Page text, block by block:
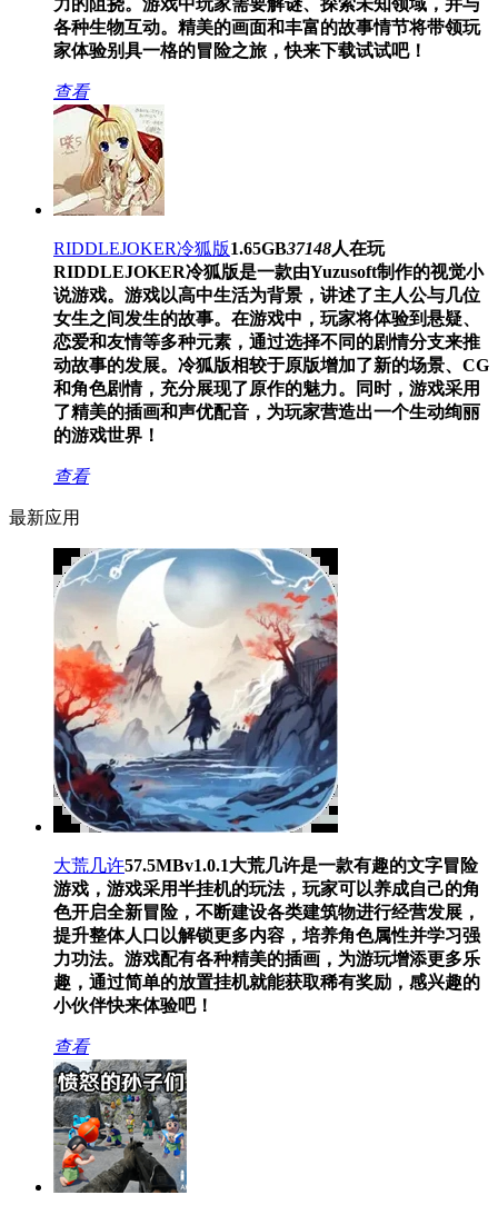
力的阻挠。游戏中玩家需要解谜、探索未知领域，并与
各种生物互动。精美的画面和丰富的故事情节将带领玩
家体验别具一格的冒险之旅，快来下载试试吧！
查看
RIDDLEJOKER冷狐版1.65GB37148人在玩
RIDDLEJOKER冷狐版是一款由Yuzusoft制作的视觉小
说游戏。游戏以高中生活为背景，讲述了主人公与几位
女生之间发生的故事。在游戏中，玩家将体验到悬疑、
恋爱和友情等多种元素，通过选择不同的剧情分支来推
动故事的发展。冷狐版相较于原版增加了新的场景、CG
和角色剧情，充分展现了原作的魅力。同时，游戏采用
了精美的插画和声优配音，为玩家营造出一个生动绚丽
的游戏世界！
查看
最新应用
大荒几许57.5MBv1.0.1大荒几许是一款有趣的文字冒险
游戏，游戏采用半挂机的玩法，玩家可以养成自己的角
色开启全新冒险，不断建设各类建筑物进行经营发展，
提升整体人口以解锁更多内容，培养角色属性并学习强
力功法。游戏配有各种精美的插画，为游玩增添更多乐
趣，通过简单的放置挂机就能获取稀有奖励，感兴趣的
小伙伴快来体验吧！
查看